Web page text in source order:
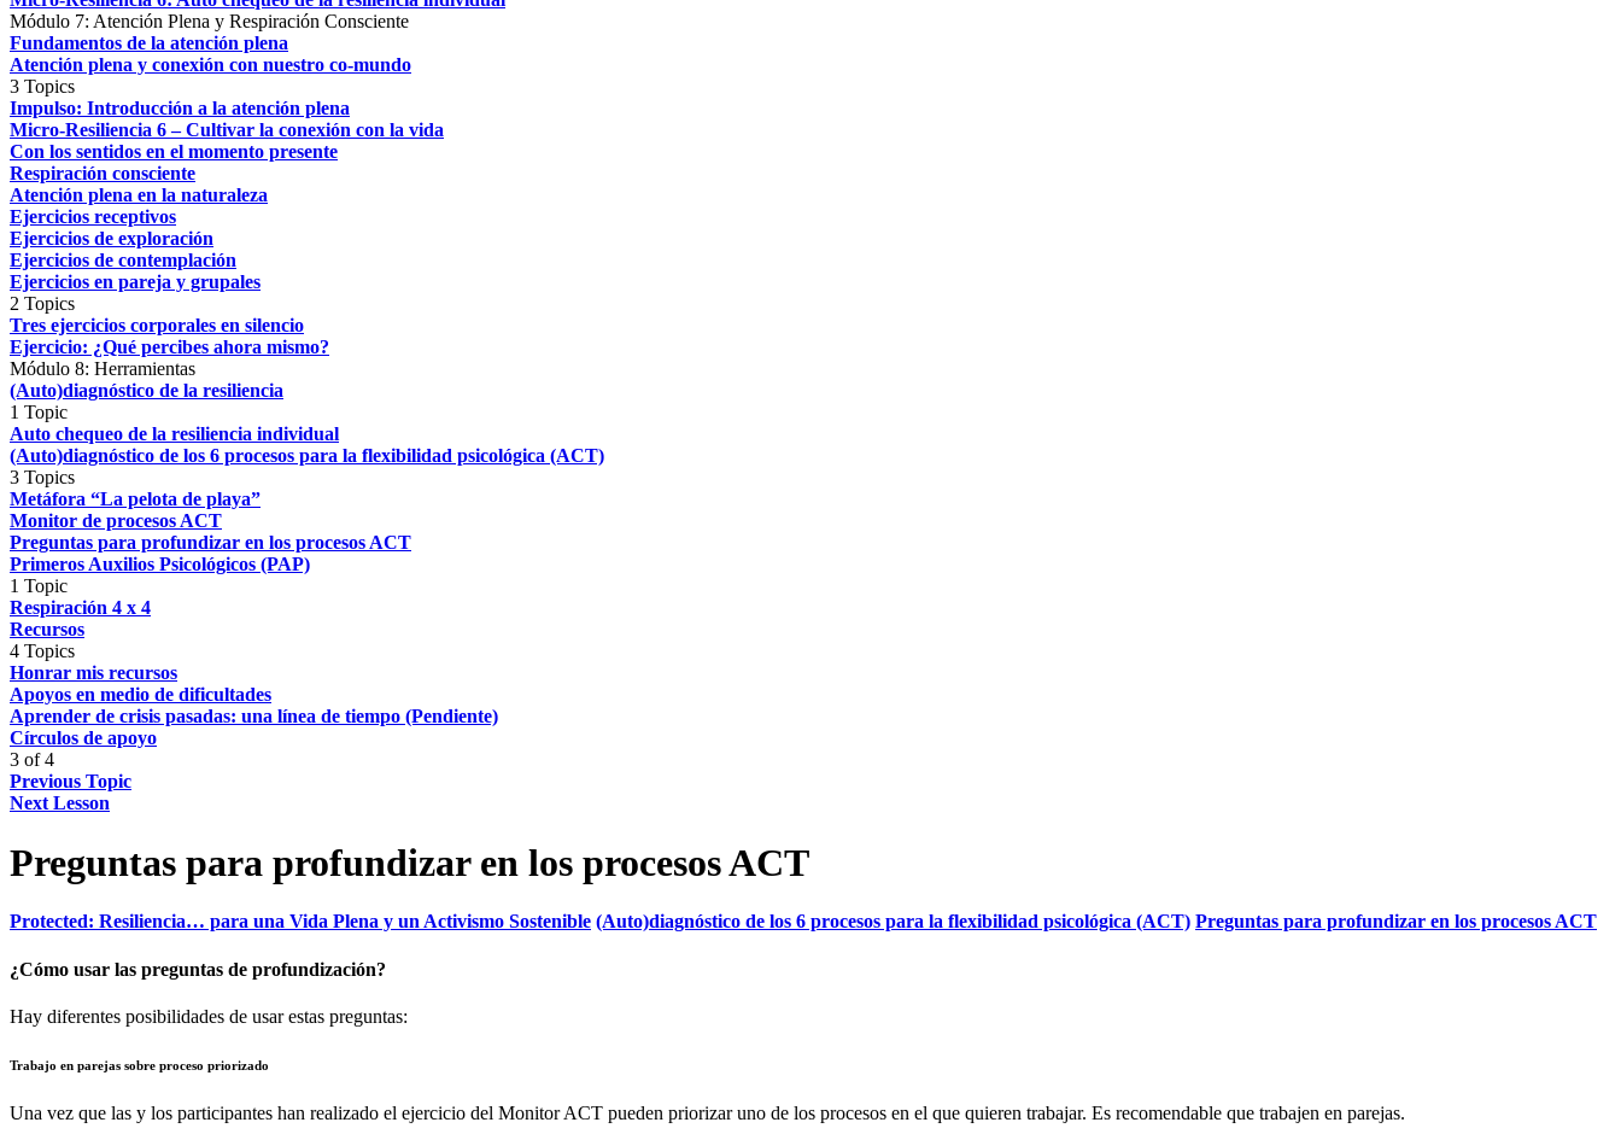
Módulo 7: Atención Plena y Respiración Consciente
Fundamentos de la atención plena
Atención plena y conexión con nuestro co-mundo
3 Topics
Impulso: Introducción a la atención plena
Micro-Resiliencia 6 – Cultivar la conexión con la vida
Con los sentidos en el momento presente
Respiración consciente
Atención plena en la naturaleza
Ejercicios receptivos
Ejercicios de exploración
Ejercicios de contemplación
Ejercicios en pareja y grupales
2 Topics
Tres ejercicios corporales en silencio
Ejercicio: ¿Qué percibes ahora mismo?
Módulo 8: Herramientas
(Auto)diagnóstico de la resiliencia
1 Topic
Auto chequeo de la resiliencia individual
(Auto)diagnóstico de los 6 procesos para la flexibilidad psicológica (ACT)
3 Topics
Metáfora “La pelota de playa”
Monitor de procesos ACT
Preguntas para profundizar en los procesos ACT
Primeros Auxilios Psicológicos (PAP)
1 Topic
Respiración 4 x 4
Recursos
4 Topics
Honrar mis recursos
Apoyos en medio de dificultades
Aprender de crisis pasadas: una línea de tiempo (Pendiente)
Círculos de apoyo
3 of 4
Previous Topic
Next Lesson
Preguntas para profundizar en los procesos ACT
Protected: Resiliencia… para una Vida Plena y un Activismo Sostenible (Auto)diagnóstico de los 6 procesos para la flexibilidad psicológica (ACT) Preguntas para profundizar en los procesos ACT
¿Cómo usar las preguntas de profundización?
Hay diferentes posibilidades de usar estas preguntas:
Trabajo en parejas sobre proceso priorizado
Una vez que las y los participantes han realizado el ejercicio del Monitor ACT pueden priorizar uno de los procesos en el que quieren trabajar. Es recomendable que trabajen en parejas.